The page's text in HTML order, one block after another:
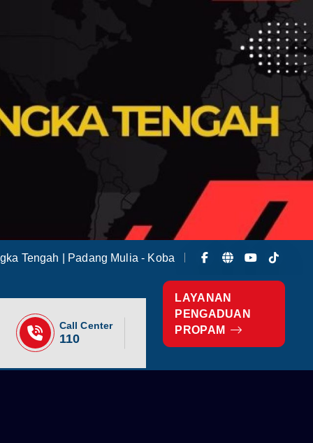
Tengah | Padang Mulia - Koba
Call Center
110
LAYANAN
PENGADUAN
PROPAM